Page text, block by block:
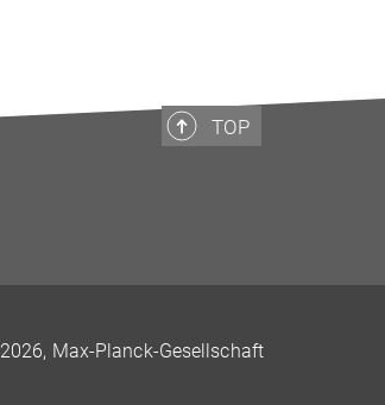
TOP
2026, Max-Planck-Gesellschaft